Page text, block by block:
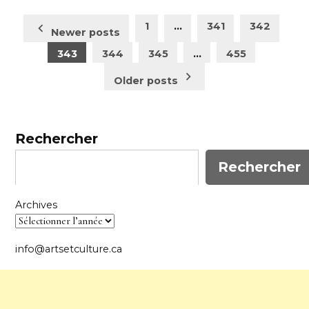
Pagination
des
publications
Newer posts 1 … 341 342
343 344 345 … 455
Older posts
Rechercher
Rechercher
Archives
info@artsetculture.ca